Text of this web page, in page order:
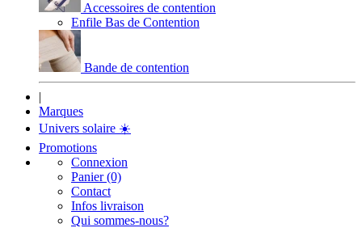
Accessoires de contention
Enfile Bas de Contention
Bande de contention
|
Marques
Univers solaire ☀️
Promotions
Connexion
Panier (0)
Contact
Infos livraison
Qui sommes-nous?